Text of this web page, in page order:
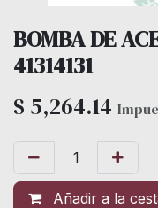
BOMBA DE
41314131
$ 5,264.14
Añadir a la